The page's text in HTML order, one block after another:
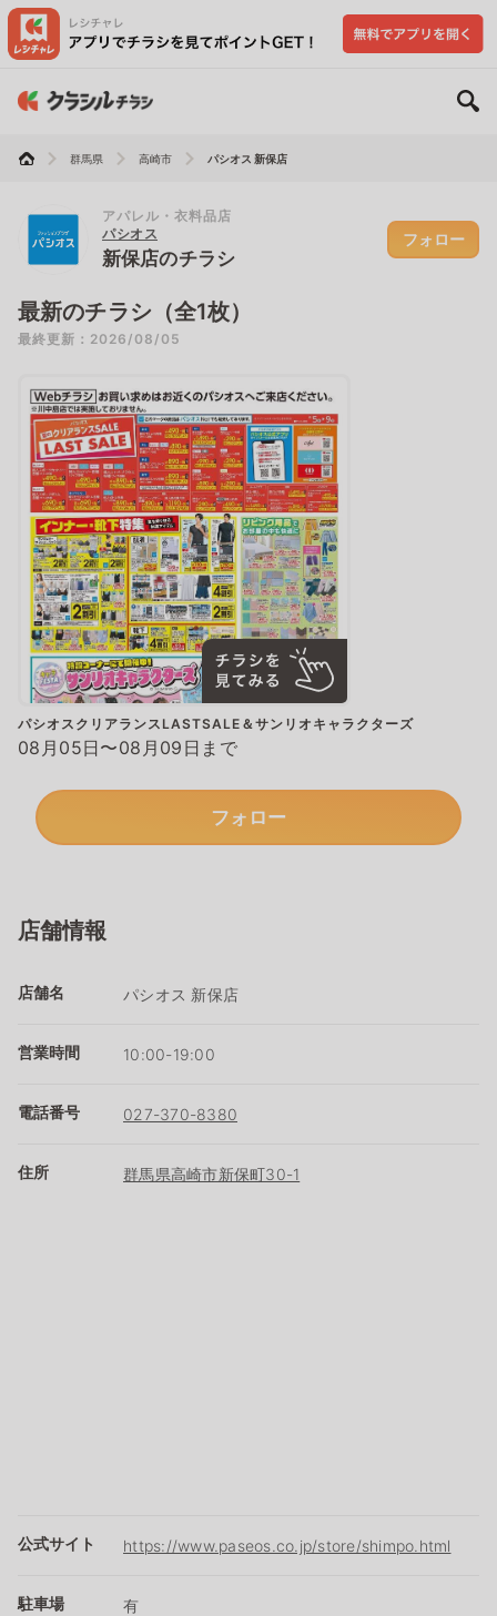
群馬県 高崎市 パシオス 新保店
アパレル・衣料品店
パシオス
新保店のチラシ
フォロー
最新のチラシ（全1枚）
最終更新：2026/08/05
パシオスクリアランスLASTSALE＆サンリオキャラクターズ
08月05日〜08月09日まで
フォロー
店舗情報
店舗名 パシオス 新保店
営業時間 10:00-19:00
電話番号 027-370-8380
住所 群馬県高崎市新保町30-1
公式サイト https://www.paseos.co.jp/store/shimpo.html
駐車場 有